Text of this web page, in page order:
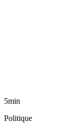
5min
Politique